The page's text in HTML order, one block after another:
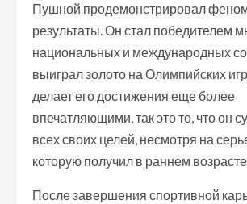
Пушной продемонстрировал
результаты. Он стал победителем
национальных и международных
выиграл золото на Олимпийских
делает его достижения еще более
впечатляющими, так это то, что он
всех своих целей, несмотря на
которую получил в раннем
После завершения спортивной